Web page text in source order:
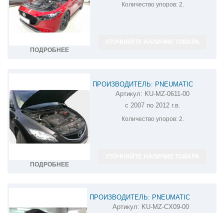
ПОДРОБНЕЕ
Количество упоров:2.
ПОДРОБНЕЕ
ПРОИЗВОДИТЕЛЬ: PNEUMATIC
АМОРТИЗАТОР (УПОР) КАПОТА НА
MAZDA 6 KU-MZ-0611-00
Артикул: KU-MZ-0611-00
с 2007 по 2012 г.в.
Количество упоров:2.
ПРОИЗВОДИТЕЛЬ: PNEUMATIC
АМОРТИЗАТОР (УПОР) КАПОТА НА MAZDA
Артикул: KU-MZ-CX09-00